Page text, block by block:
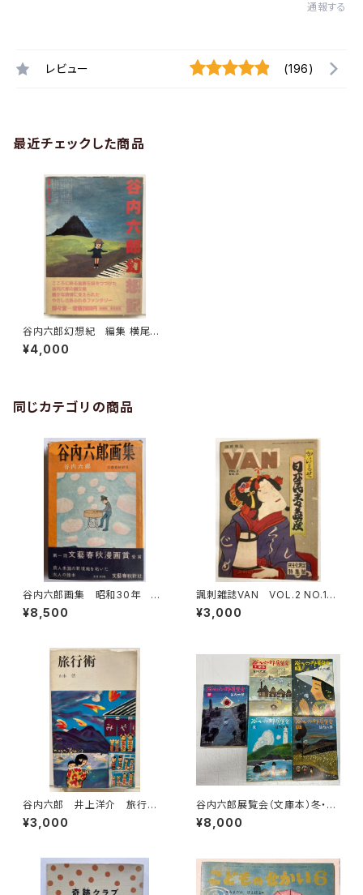
通報する
レビュー (196)
最近チェックした商品
谷内六郎幻想紀 編集 横尾忠
則 1981年 初版 帯 駸々
堂出版
¥4,000
同じカテゴリの商品
谷内六郎画集 昭和30年 文
藝春秋新社
¥8,500
諷刺雑誌VAN VOL.2 NO.15
1947年（1922） イヴニン
グ・スアー社
¥3,000
谷内六郎 井上洋介 旅行
術 山本偦 1963年（昭38）
読売新聞社
¥3,000
谷内六郎展覧会（文庫本）冬・新
年 春 夏 秋 夢の５冊 19
82年 春のみ２刷ほかは初
¥8,000